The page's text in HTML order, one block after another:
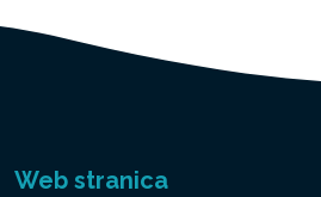
Web stranica